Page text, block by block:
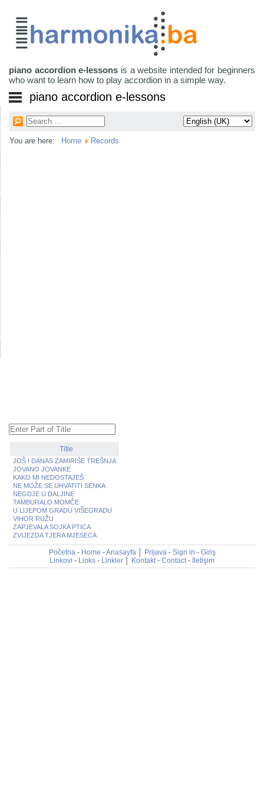
piano accordion e-lessons is a website intended for beginners
who want to learn how to play accordion in a simple way.
piano accordion e-lessons
You are here: Home Records
Title
JOŠ I DANAS ZAMIRIŠE TREŠNJA
JOVANO JOVANKE
KAKO MI NEDOSTAJEŠ
NE MOŽE SE UHVATITI SENKA
NEGDJE U DALJINE
TAMBURALO MOMČE
U LIJEPOM GRADU VIŠEGRADU
VIHOR RUŽU
ZAPJEVALA SOJKA PTICA
ZVIJEZDA TJERA MJESECA
Početna- Home -Anasayfa│ Prijava- Sign in - Giriş
Linkovi - Links - Linkler Kontakt- Contact- İletişim